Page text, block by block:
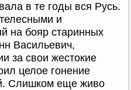
в те годы вся Русь.
и
на бояр старинных
Васильевич,
за свои жестокие
целое гонение
Слишком еще живо